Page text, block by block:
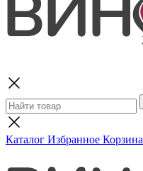
Каталог Избранное Корзина